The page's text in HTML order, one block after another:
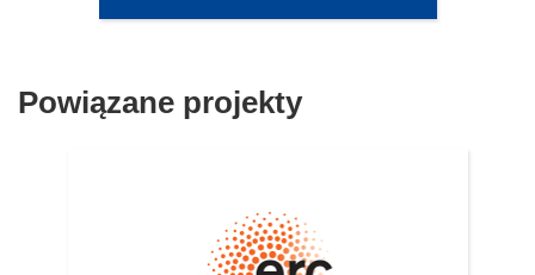
Powiązane projekty